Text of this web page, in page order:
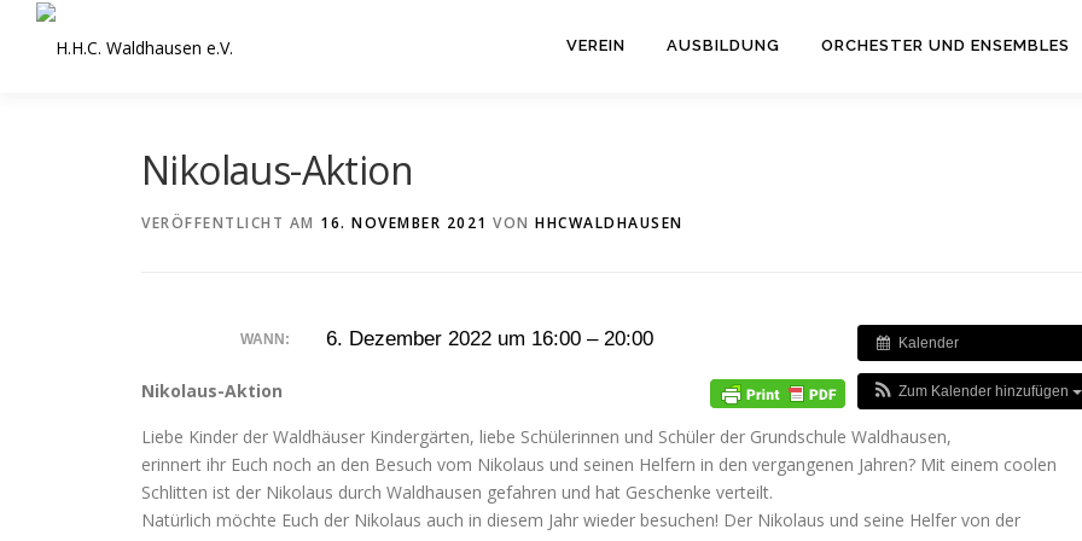
VEREIN AUSBILDUNG ORCHESTER UND ENSEMBLES
Nikolaus-Aktion
VERÖFFENTLICHT AM 16. NOVEMBER 2021 VON HHCWALDHAUSEN
Kalender
Zum Kalender hinzufügen
WANN: 6. Dezember 2022 um 16:00 – 20:00
Nikolaus-Aktion
Liebe Kinder der Waldhäuser Kindergärten, liebe Schülerinnen und Schüler der Grundschule Waldhausen,
erinnert ihr Euch noch an den Besuch vom Nikolaus und seinen Helfern in den vergangenen Jahren? Mit einem coolen
Schlitten ist der Nikolaus durch Waldhausen gefahren und hat Geschenke verteilt.
Natürlich möchte Euch der Nikolaus auch in diesem Jahr wieder besuchen! Der Nikolaus und seine Helfer von der